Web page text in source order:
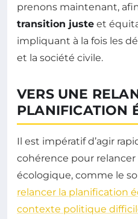
prenons maintenant,
transition juste et
impliquant à la fois les
et la société civile.
VERS UNE
PLANIFICATION
Il est impératif d’agir
cohérence pour
écologique, comme le
relancer la planification
contexte politique